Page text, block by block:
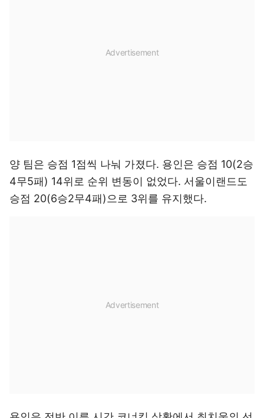
양 팀은 승점 1점씩 나눠 가졌다. 용인은 승점 10(2승
4무5패) 14위로 순위 변동이 없었다. 서울이랜드도
승점 20(6승2무4패)으로 3위를 유지했다.